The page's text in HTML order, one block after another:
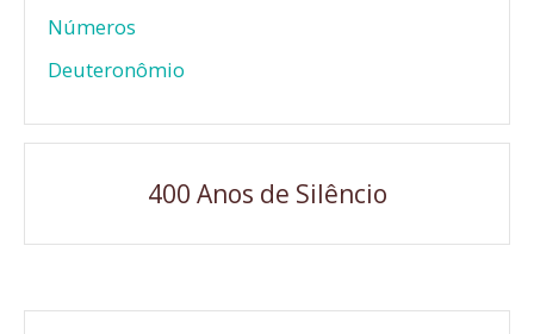
Números
Deuteronômio
400 Anos de Silêncio